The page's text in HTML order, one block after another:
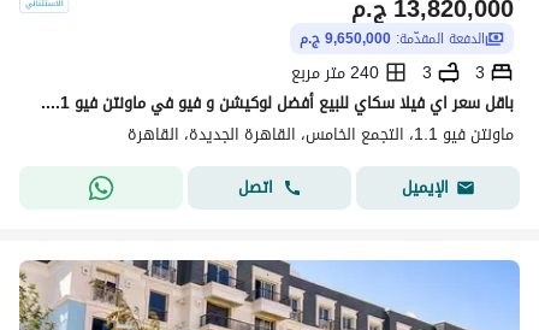
الدفعة المقدّمة: 9,650,000 ج.م
3
3
240 متر مربع
باقل سعر اي فيلا سكاي للبيع أفضل لوكيشن و فيو في ماونتن فيو 1.1 القاهرة الجديدة Mountain View 1.1 New Cairo
ماونتن فيو 1.1، التجمع الخامس، القاهرة الجديدة، القاهرة
الإيميل
اتصل